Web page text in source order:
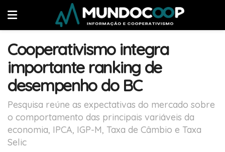
Cooperativismo integra
importante ranking de
desempenho do BC
Pesquisa reúne as expectativas do mercado sobre
o comportamento das principais variáveis da
economia, IPCA, IGP-M, Taxa de Câmbio e Taxa
Selic